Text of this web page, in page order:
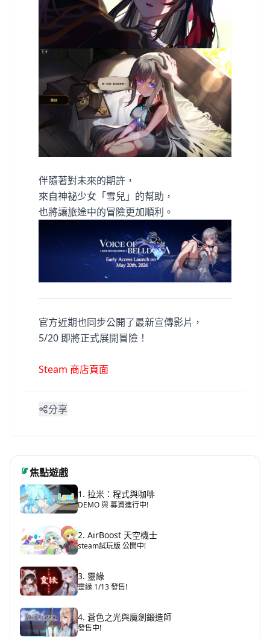
伴隨著對未來的期許，
來自神祕少女「雪兒」的幫助，
也將讓旅途中的冒險更加順利。
官方近期也同步公開了最新宣傳影片，
5/20 即將正式展開冒險！
Steam 商店頁面
分享
焦點遊戲
1. 拉米：程式與咖啡
DEMO 與 募資進行中!
2. AirBoost 天空機士
steam試玩版 公開中!
3. 靈緣
靈緣 1/13 發售!
4. 蒼色之光與魔劍鍛造師
發售中!